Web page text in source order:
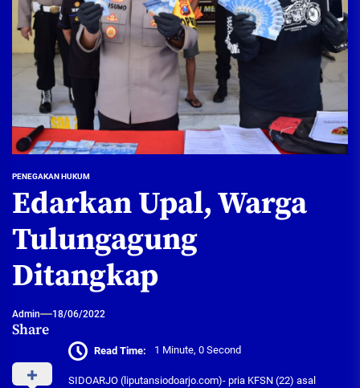
PENEGAKAN HUKUM
Edarkan Upal, Warga
Tulungagung
Ditangkap
Admin 18/06/2022
Share
Read Time: 1 Minute, 0 Second
SIDOARJO (liputansiodoarjo.com)- pria KFSN (22) asal